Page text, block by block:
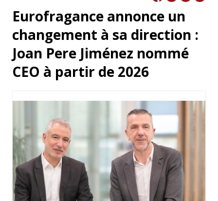
Eurofragance annonce un
changement à sa direction :
Joan Pere Jiménez nommé
CEO à partir de 2026